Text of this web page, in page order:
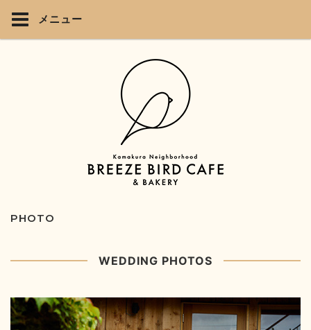
メニュー
PHOTO
WEDDING PHOTOS